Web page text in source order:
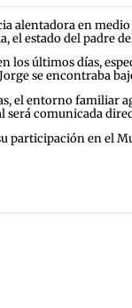
alentadora en
el estado del padre
los últimos días,
se encontraba
el entorno familiar
comunicada
participación en el